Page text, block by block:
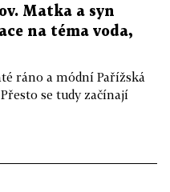
Matka a syn
na téma voda,
ráno a módní Pařížská
se tudy začínají